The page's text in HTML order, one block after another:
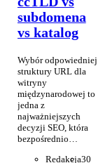
subdomena
vs katalog
Wybór odpowiedniej
struktury URL dla
witryny
międzynarodowej to
jedna z
najważniejszych
decyzji SEO, która
bezpośrednio…
Redakcja30